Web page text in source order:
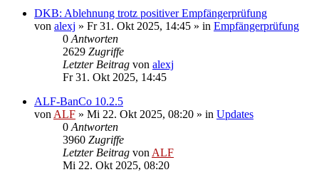
DKB: Ablehnung trotz positiver Empfängerprüfung
von alexj » Fr 31. Okt 2025, 14:45 » in Empfängerprüfung
0 Antworten
2629 Zugriffe
Letzter Beitrag von alexj
Fr 31. Okt 2025, 14:45
ALF-BanCo 10.2.5
von ALF » Mi 22. Okt 2025, 08:20 » in Updates
0 Antworten
3960 Zugriffe
Letzter Beitrag von ALF
Mi 22. Okt 2025, 08:20